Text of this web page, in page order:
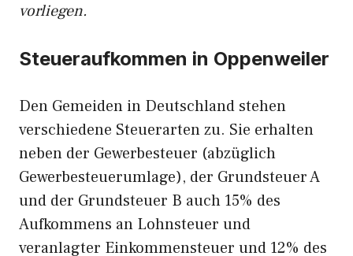
vorliegen.
Steueraufkommen in Oppenweiler
Den Gemeiden in Deutschland stehen
verschiedene Steuerarten zu. Sie erhalten
neben der Gewerbesteuer (abzüglich
Gewerbesteuerumlage), der Grundsteuer A
und der Grundsteuer B auch 15% des
Aufkommens an Lohnsteuer und
veranlagter Einkommensteuer und 12% des